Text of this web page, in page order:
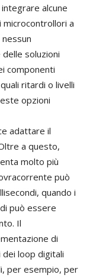
alcune
a
soluzioni
componenti
ritardi o livelli
opzioni
adattare il
a questo,
molto più
può
quando i
può essere
Il
di
loop digitali
per esempio, per